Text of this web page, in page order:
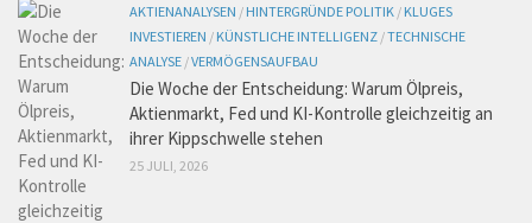
AKTIENANALYSEN / HINTERGRÜNDE POLITIK / KLUGES
INVESTIEREN / KÜNSTLICHE INTELLIGENZ /TECHNISCHE
ANALYSE /VERMÖGENSAUFBAU
Die Woche der Entscheidung: Warum Ölpreis,
Aktienmarkt, Fed und KI-Kontrolle gleichzeitig an
ihrer Kippschwelle stehen
25 JULI, 2026